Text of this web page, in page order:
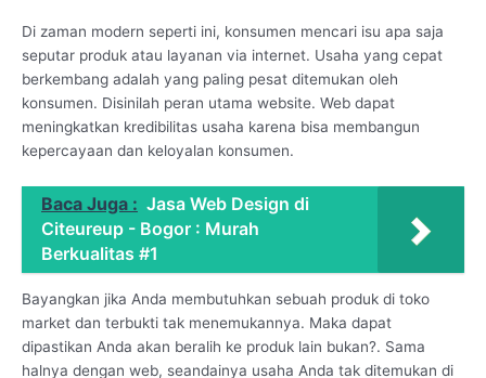
Di zaman modern seperti ini, konsumen mencari isu apa saja
seputar produk atau layanan via internet. Usaha yang cepat
berkembang adalah yang paling pesat ditemukan oleh
konsumen. Disinilah peran utama website. Web dapat
meningkatkan kredibilitas usaha karena bisa membangun
kepercayaan dan keloyalan konsumen.
Baca Juga : Jasa Web Design di
Citeureup - Bogor : Murah
Berkualitas #1
Bayangkan jika Anda membutuhkan sebuah produk di toko
market dan terbukti tak menemukannya. Maka dapat
dipastikan Anda akan beralih ke produk lain bukan?. Sama
halnya dengan web, seandainya usaha Anda tak ditemukan di